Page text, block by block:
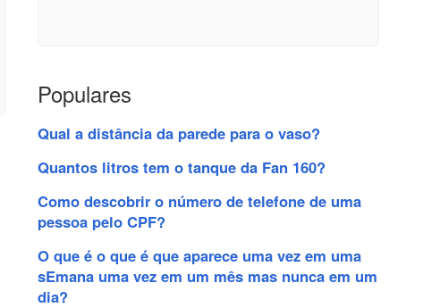
Populares
Qual a distância da parede para o vaso?
Quantos litros tem o tanque da Fan 160?
Como descobrir o número de telefone de uma
pessoa pelo CPF?
O que é o que é que aparece uma vez em uma
sEmana uma vez em um mês mas nunca em um
dia?